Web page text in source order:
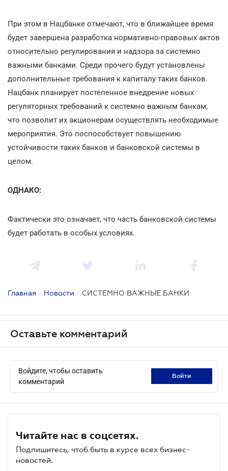
При этом в Нацбанке отмечают, что в ближайшее время
будет завершена разработка нормативно-правовых актов
относительно регулирования и надзора за системно
важными банками. Среди прочего будут установлены
дополнительные требования к капиталу таких банков.
Нацбанк планирует постепенное внедрение новых
регуляторных требований к системно важным банкам,
что позволит их акционерам осуществлять необходимые
мероприятия. Это поспособствует повышению
устойчивости таких банков и банковской системы в
целом.
ОДНАКО:
Фактически это означает, что часть банковской системы
будет работать в особых условиях.
Главная / Новости / СИСТЕМНО ВАЖНЫЕ БАНКИ
Оставьте комментарий
Войдите, чтобы оставить
комментарий
войти
Читайте нас в соцсетях.
Подпишитесь, чтоб быть в курсе всех бизнес-
новостей.